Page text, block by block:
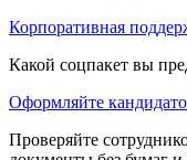
Корпоративная
Какой соцпакет вы
Оформляйте
Проверяйте